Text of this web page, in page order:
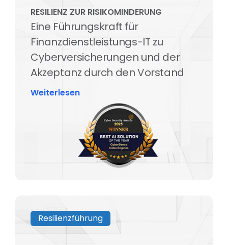
RESILIENZ ZUR RISIKOMINDERUNG
Eine Führungskraft für
Finanzdienstleistungs-IT zu
Cyberversicherungen und der
Akzeptanz durch den Vorstand
Weiterlesen
Resilienzführung